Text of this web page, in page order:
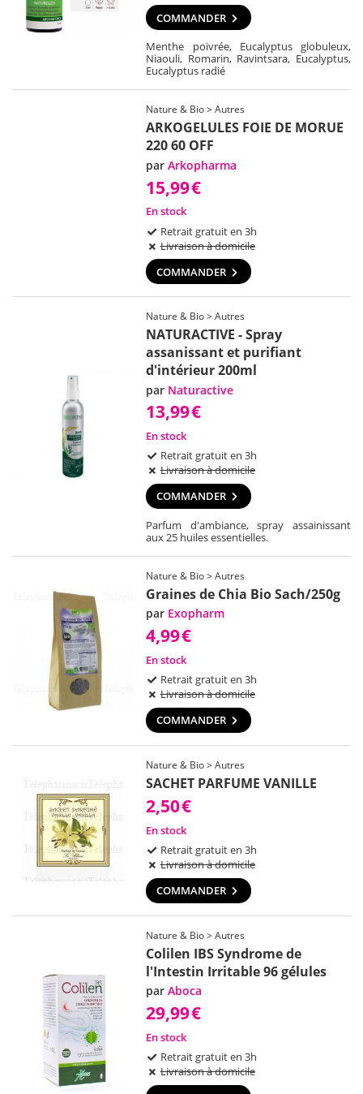
COMMANDER
Menthe poivrée, Eucalyptus globuleux,
Niaouli, Romarin, Ravintsara, Eucalyptus,
Eucalyptus radié
Nature & Bio > Autres
ARKOGELULES FOIE DE MORUE
220 60 OFF
parArkopharma
15,99€
En stock
Retrait gratuit en 3h
Livraison à domicile
COMMANDER
Nature & Bio > Autres
NATURACTIVE - Spray
assanissant et purifiant
d'intérieur 200ml
par Naturactive
13,99€
En stock
Retrait gratuit en 3h
Livraison à domicile
COMMANDER
Parfum d'ambiance, spray assainissant
aux 25 huiles essentielles.
Nature & Bio > Autres
Graines de Chia Bio Sach/250g
par Exopharm
4,99€
En stock
Retrait gratuit en 3h
Livraison à domicile
COMMANDER
Nature & Bio > Autres
SACHET PARFUME VANILLE
2,50€
En stock
Retrait gratuit en 3h
Livraison à domicile
COMMANDER
Nature & Bio > Autres
Colilen IBS Syndrome de
l'Intestin Irritable 96 gélules
parAboca
29,99€
En stock
Retrait gratuit en 3h
Livraison à domicile